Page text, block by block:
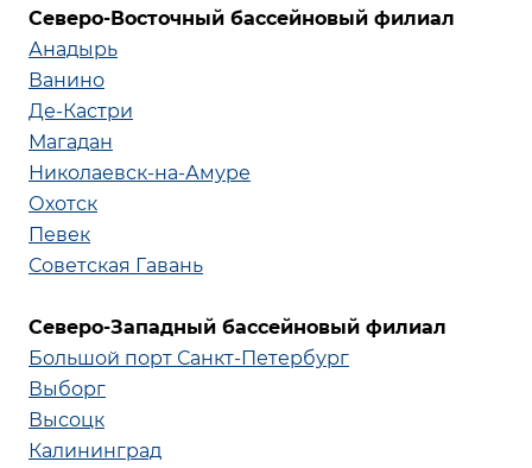
Северо-Восточный бассейновый филиал
Анадырь
Ванино
Де-Кастри
Магадан
Николаевск-на-Амуре
Охотск
Певек
Советская Гавань
Северо-Западный бассейновый филиал
Большой порт Санкт-Петербург
Выборг
Высоцк
Калининград